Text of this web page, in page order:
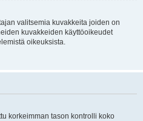
valitsemia kuvakkeita joiden on
kuvakkeiden käyttöoikeudet
oikeuksista.
korkeimman tason kontrolli koko